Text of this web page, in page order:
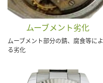
ムーブメント劣化
ムーブメント部分の錆、腐食等によ
る劣化